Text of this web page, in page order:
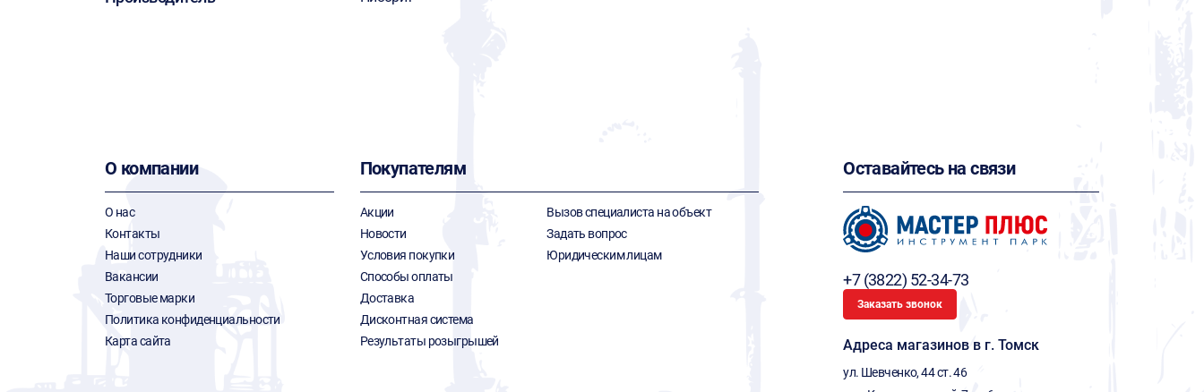
О компании
О нас
Контакты
Наши сотрудники
Вакансии
Торговые марки
Политика конфиденциальности
Карта сайта
Покупателям
Акции
Новости
Условия покупки
Способы оплаты
Доставка
Дисконтная система
Результаты розыгрышей
Вызов специалиста на объект
Задать вопрос
Юридическим лицам
Оставайтесь на связи
+7 (3822) 52-34-73
Заказать звонок
Адреса магазинов в г. Томск
ул. Шевченко, 44 ст. 46